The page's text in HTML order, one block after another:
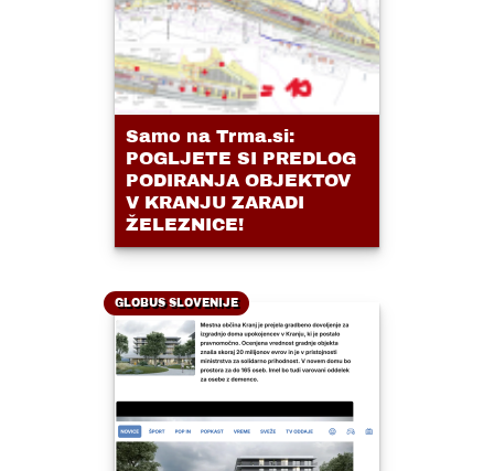
Samo na Trma.si:
POGLJETE SI PREDLOG
PODIRANJA OBJEKTOV
V KRANJU ZARADI
ŽELEZNICE!
GLOBUS SLOVENIJE